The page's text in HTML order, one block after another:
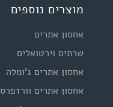
מוצרים נוספים
אחסון אתרים
שרתים וירטואלים
אחסון אתרים ג'ומלה
אחסון אתרים וורדפרס